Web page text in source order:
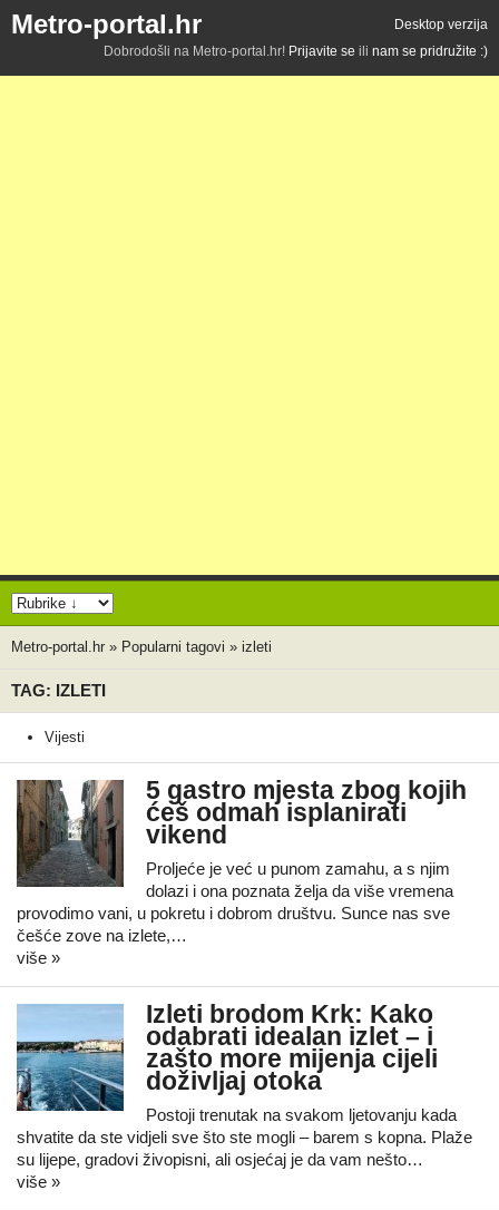
Metro-portal.hr
Desktop verzija
Dobrodošli na Metro-portal.hr! Prijavite se ili nam se pridružite :)
Metro-portal.hr » Popularni tagovi » izleti
TAG: IZLETI
Vijesti
5 gastro mjesta zbog kojih
ćeš odmah isplanirati
vikend
Proljeće je već u punom zamahu, a s njim
dolazi i ona poznata želja da više vremena
provodimo vani, u pokretu i dobrom društvu. Sunce nas sve
češće zove na izlete,…
više »
Izleti brodom Krk: Kako
odabrati idealan izlet – i
zašto more mijenja cijeli
doživljaj otoka
Postoji trenutak na svakom ljetovanju kada
shvatite da ste vidjeli sve što ste mogli – barem s kopna. Plaže
su lijepe, gradovi živopisni, ali osjećaj je da vam nešto…
više »